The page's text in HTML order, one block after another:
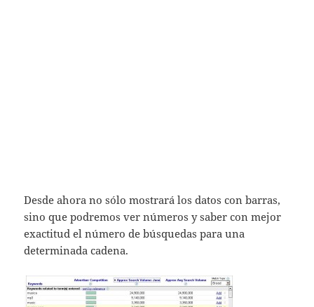
Desde ahora no sólo mostrará los datos con barras,
sino que podremos ver números y saber con mejor
exactitud el número de búsquedas para una
determinada cadena.